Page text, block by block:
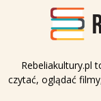
Rebeliakultury.pl
czytać, oglądać